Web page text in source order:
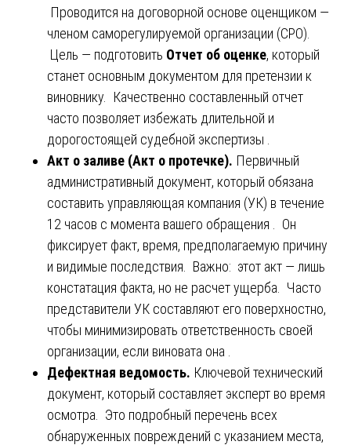
Проводится на договорной основе оценщиком —
членом саморегулируемой организации (СРО).
Цель — подготовить Отчет об оценке, который
станет основным документом для претензии к
виновнику. Качественно составленный отчет
часто позволяет избежать длительной и
дорогостоящей судебной экспертизы .
Акт о заливе (Акт о протечке). Первичный
административный документ, который обязана
составить управляющая компания (УК) в течение
12 часов с момента вашего обращения . Он
фиксирует факт, время, предполагаемую причину
и видимые последствия. Важно: этот акт — лишь
констатация факта, но не расчет ущерба. Часто
представители УК составляют его поверхностно,
чтобы минимизировать ответственность своей
организации, если виновата она .
Дефектная ведомость. Ключевой технический
документ, который составляет эксперт во время
осмотра. Это подробный перечень всех
обнаруженных повреждений с указанием места,